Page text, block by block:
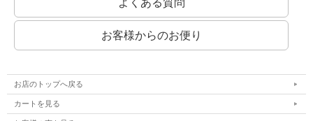
よくある質問
お客様からのお便り
お店のトップへ戻る
カートを見る